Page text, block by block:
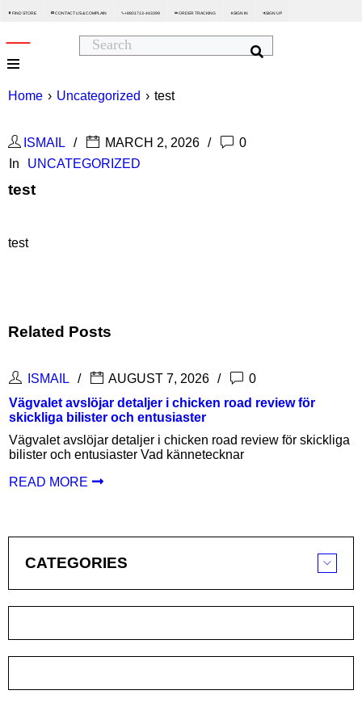
 FIND STORE  CONTACT US & COMPLAIN +8801713-443399  ORDER TRACKING  SIGN IN SIGN UP
Home › Uncategorized › test
ISMAIL MARCH 2, 2026
0
In
UNCATEGORIZED
test
test
Related Posts
ISMAIL AUGUST 7, 2026
0
Vägvalet avslöjar detaljer i chicken road review för
skickliga bilister och entusiaster
Vägvalet avslöjar detaljer i chicken road review för skickliga
bilister och entusiaster Vad kännetecknar
READ MORE
CATEGORIES